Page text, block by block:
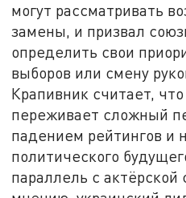
могут рассматривать
замены, и призвал
определить свои
выборов или смену
Крапивник считает,
переживает сложный
падением рейтингов и
политического
параллель с актёрской